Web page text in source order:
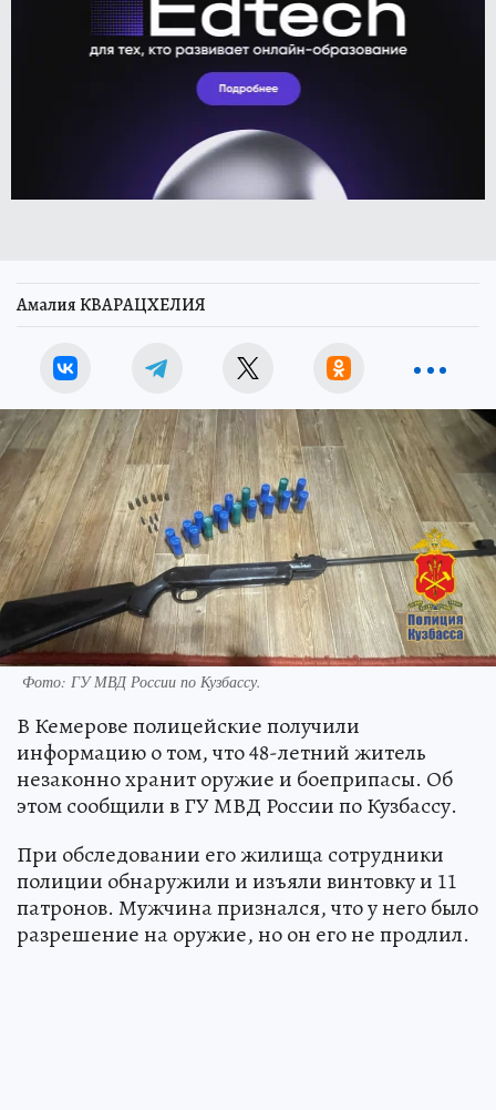
Амалия КВАРАЦХЕЛИЯ
Фото: ГУ МВД России по Кузбассу.
В Кемерове полицейские получили
информацию о том, что 48-летний житель
незаконно хранит оружие и боеприпасы. Об
этом сообщили в ГУ МВД России по Кузбассу.
При обследовании его жилища сотрудники
полиции обнаружили и изъяли винтовку и 11
патронов. Мужчина признался, что у него было
разрешение на оружие, но он его не продлил.